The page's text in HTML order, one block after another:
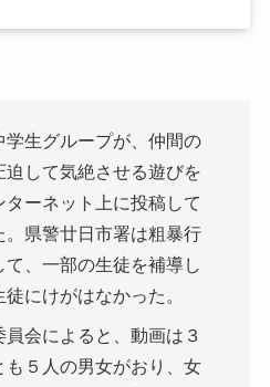
学生グループが、仲間の
して気絶させる遊びを
ーネット上に投稿して
。県警廿日市署は粗暴行
、一部の生徒を補導し
にけがはなかった。
会によると、動画は３
も５人の男女がおり、女